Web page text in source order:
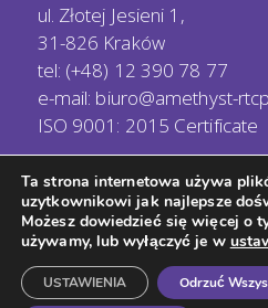
ul. Złotej Jesieni 1,
31-826 Kraków
tel: (+48) 12 390 78 77
e-mail: biuro@amethyst-
ISO 9001: 2015 Certificate
© Copyright - Amethyst
prywatności-Polityka
Ta strona internetowa używa
uzytkownikowi jak najlepsze
Możesz dowiedzieć się więcej o
używamy, lub wyłączyć je w
Odrzuć
USTAWIENIA